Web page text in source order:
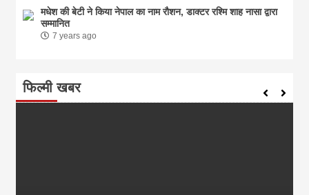
मधेश की बेटी ने किया नेपाल का नाम राैशन, डाक्टर रश्मि शाह नासा द्वारा
सम्मानित
7 years ago
फिल्मी खबर